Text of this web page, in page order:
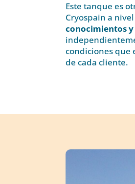
Este tanque es
Cryospain a
conocimientos
condiciones que
de cada cliente.